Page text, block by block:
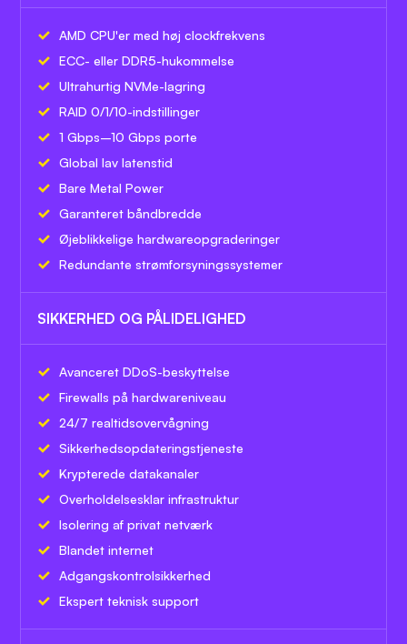
AMD CPU'er med høj clockfrekvens
ECC- eller DDR5-hukommelse
Ultrahurtig NVMe-lagring
RAID 0/1/10-indstillinger
1 Gbps–10 Gbps porte
Global lav latenstid
Bare Metal Power
Garanteret båndbredde
Øjeblikkelige hardwareopgraderinger
Redundante strømforsyningssystemer
SIKKERHED OG PÅLIDELIGHED
Avanceret DDoS-beskyttelse
Firewalls på hardwareniveau
24/7 realtidsovervågning
Sikkerhedsopdateringstjeneste
Krypterede datakanaler
Overholdelsesklar infrastruktur
Isolering af privat netværk
Blandet internet
Adgangskontrolsikkerhed
Ekspert teknisk support